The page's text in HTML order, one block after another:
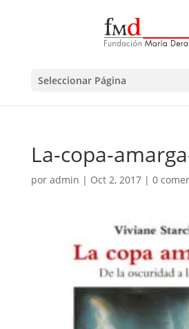
Seleccionar Página
La-copa-
por admin | Oct 2, 2017| 0